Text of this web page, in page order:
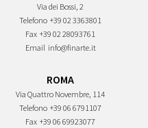
Via dei Bossi, 2
Telefono +39 02 3363801
Fax +39 02 28093761
Email info@finarte.it
ROMA
Via Quattro Novembre, 114
Telefono +39 06 6791107
Fax +39 06 69923077